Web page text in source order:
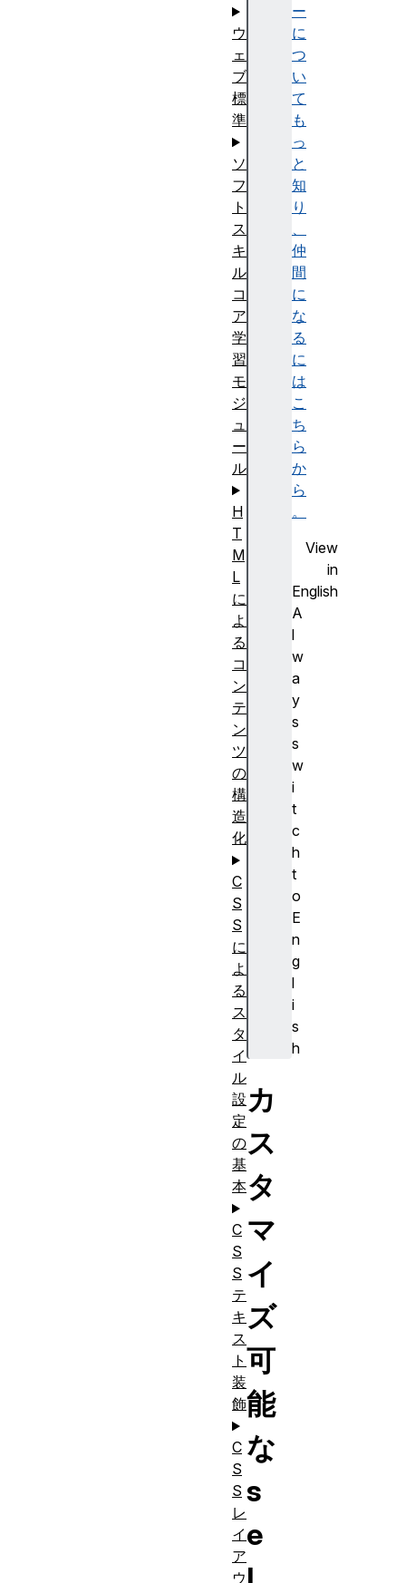
ー
に
つ
い
て
も
っ
と
知
り
、
仲
間
に
な
る
に
は
こ
ち
ら
か
ら
。
View
in
English
A
l
w
a
y
s
s
w
i
t
c
h
t
o
E
n
g
l
i
s
h
カ
ス
タ
マ
イ
ズ
可
能
な
s
e
ウ
ェ
ブ
標
準
ソ
フ
ト
ス
キ
ル
コ
ア
学
習
モ
ジ
ュ
ー
ル
H
T
M
L
に
よ
る
コ
ン
テ
ン
ツ
の
構
造
化
C
S
S
に
よ
る
ス
タ
イ
ル
設
定
の
基
本
C
S
S
テ
キ
ス
ト
装
飾
C
S
S
レ
イ
ア
ウ